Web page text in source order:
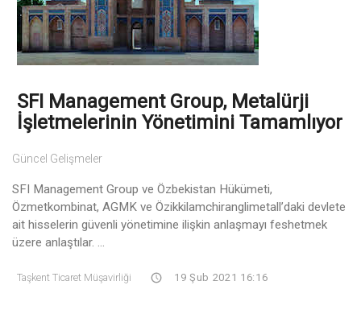
SFI Management Group, Metalürji
İşletmelerinin Yönetimini Tamamlıyor
Güncel Gelişmeler
SFI Management Group ve Özbekistan Hükümeti,
Özmetkombinat, AGMK ve Özikkilamchiranglimetall’daki devlete
ait hisselerin güvenli yönetimine ilişkin anlaşmayı feshetmek
üzere anlaştılar. ...
Taşkent Ticaret Müşavirliği 19 Şub 2021 16:16